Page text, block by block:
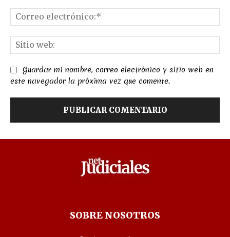
Guardar mi nombre, correo electrónico y sitio web en
este navegador la próxima vez que comente.
SOBRE NOSOTROS